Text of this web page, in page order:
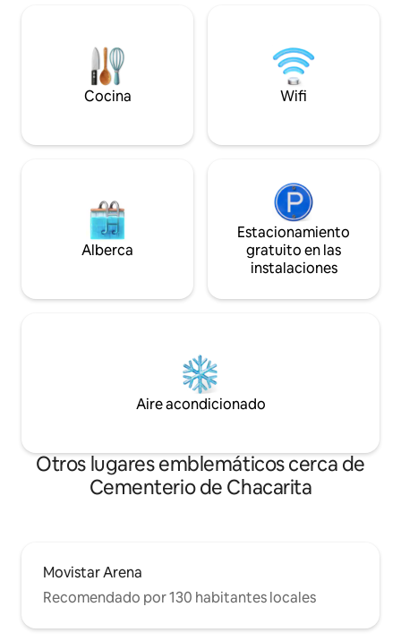
momento para llegadas anticipadas o
salidas tardías. Sigue leyendo para
obtener más información sobre esta
propiedad y la zona. Estaremos
disfrutar y
esta increíble
Cocina Wifi
Alberca
Estacionamiento
gratuito en las
instalaciones
Aire acondicionado
Otros lugares emblemáticos cerca de
Cementerio de Chacarita
Movistar Arena
Recomendado por 130 habitantes locales